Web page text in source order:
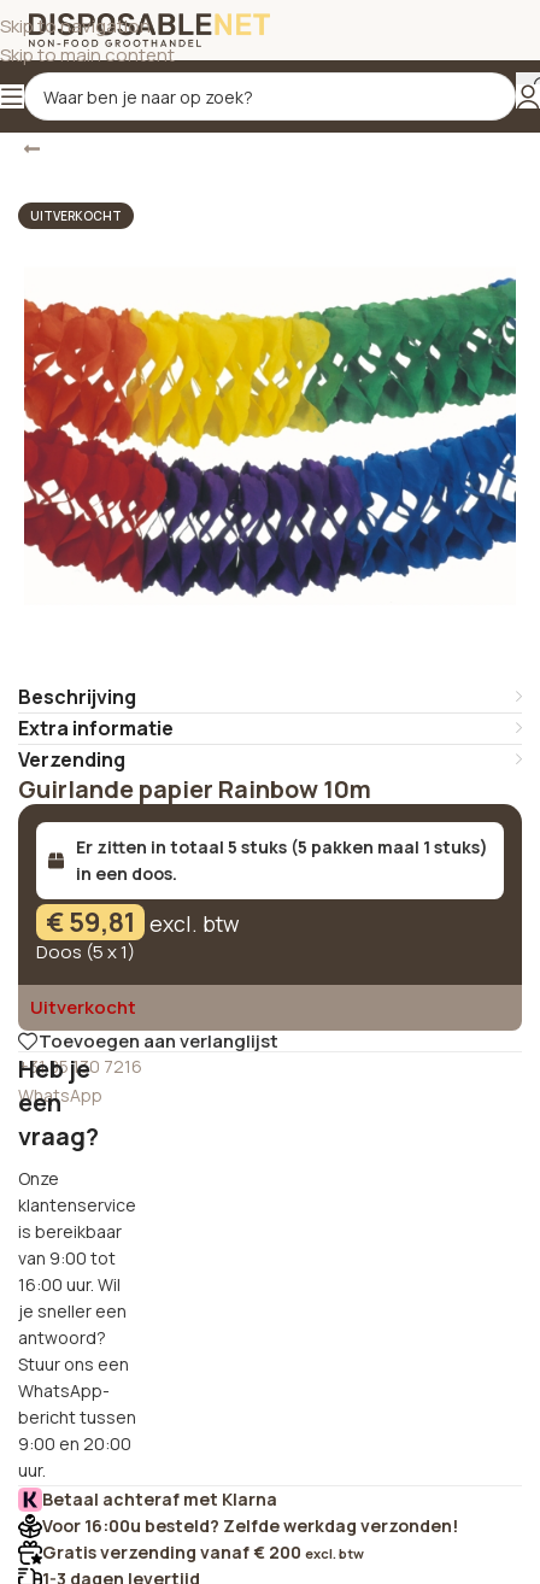
Skip to navigation
Skip to main content
Terug Home/Slingers voor ruimtedecoratie
UITVERKOCHT
Beschrijving
Extra informatie
Verzending
Guirlande papier Rainbow 10m
Er zitten in totaal 5 stuks (5 pakken maal 1 stuks)
in een doos.
€59,81 excl. btw
Doos (5 x 1)
Uitverkocht
Toevoegen aan verlanglijst
+31 85 130 7216
WhatsApp
Heb je
een
vraag?
Onze
klantenservice
is bereikbaar
van 9:00 tot
16:00 uur. Wil
je sneller een
antwoord?
Stuur ons een
WhatsApp-
bericht tussen
9:00 en 20:00
uur.
Betaal achteraf met Klarna
Voor 16:00u besteld? Zelfde werkdag verzonden!
Gratis verzending vanaf € 200 excl. btw
1-3 dagen levertijd